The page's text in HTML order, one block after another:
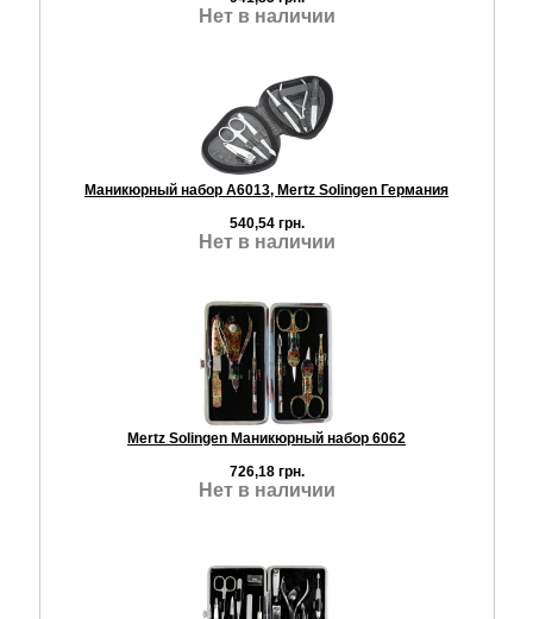
Нет в наличии
Маникюрный набор A6013, Mertz Solingen Германия
540,54 грн.
Нет в наличии
Mertz Solingen Маникюрный набор 6062
726,18 грн.
Нет в наличии